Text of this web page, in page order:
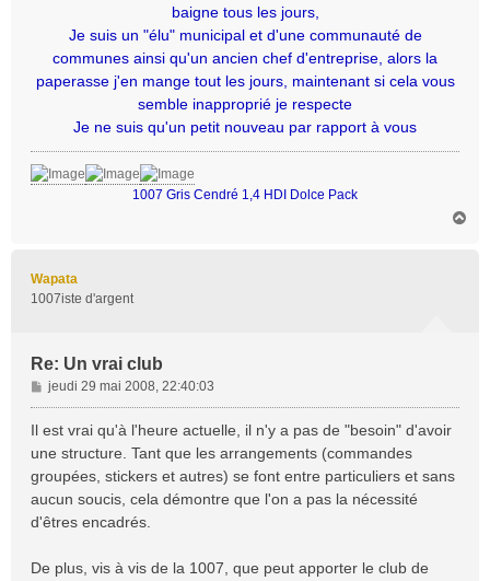
baigne tous les jours,
Je suis un "élu" municipal et d'une communauté de
communes ainsi qu'un ancien chef d'entreprise, alors la
paperasse j'en mange tout les jours, maintenant si cela vous
semble inapproprié je respecte
Je ne suis qu'un petit nouveau par rapport à vous
1007 Gris Cendré 1,4 HDI Dolce Pack
Wapata
1007iste d'argent
Re: Un vrai club
M
e
s
g
e
jeudi 29 mai 2008, 22:40:03
Il est vrai qu'à l'heure actuelle, il n'y a pas de "besoin" d'avoir
une structure. Tant que les arrangements (commandes
groupées, stickers et autres) se font entre particuliers et sans
aucun soucis, cela démontre que l'on a pas la nécessité
d'êtres encadrés.
De plus, vis à vis de la 1007, que peut apporter le club de